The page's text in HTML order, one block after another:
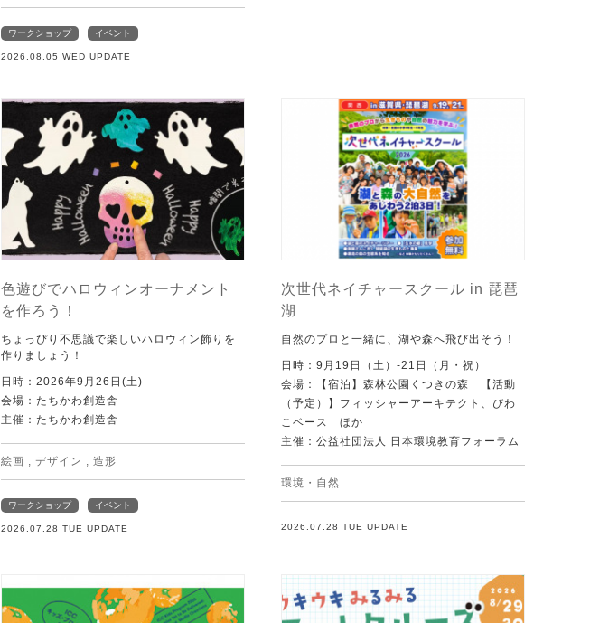
ワークショップ イベント
2026.08.05 WED UPDATE
色遊びでハロウィンオーナメント
を作ろう！
ちょっぴり不思議で楽しいハロウィン飾りを
作りましょう！
日時：2026年9月26日(土)
会場：たちかわ創造舎
主催：たちかわ創造舎
絵画 , デザイン , 造形
ワークショップ イベント
2026.07.28 TUE UPDATE
次世代ネイチャースクール in 琵琶
湖
自然のプロと一緒に、湖や森へ飛び出そう！
日時：9月19日（土）-21日（月・祝）
会場：【宿泊】森林公園くつきの森 【活動
（予定）】フィッシャーアーキテクト、びわ
こベース ほか
主催：公益社団法人 日本環境教育フォーラム
環境・自然
2026.07.28 TUE UPDATE